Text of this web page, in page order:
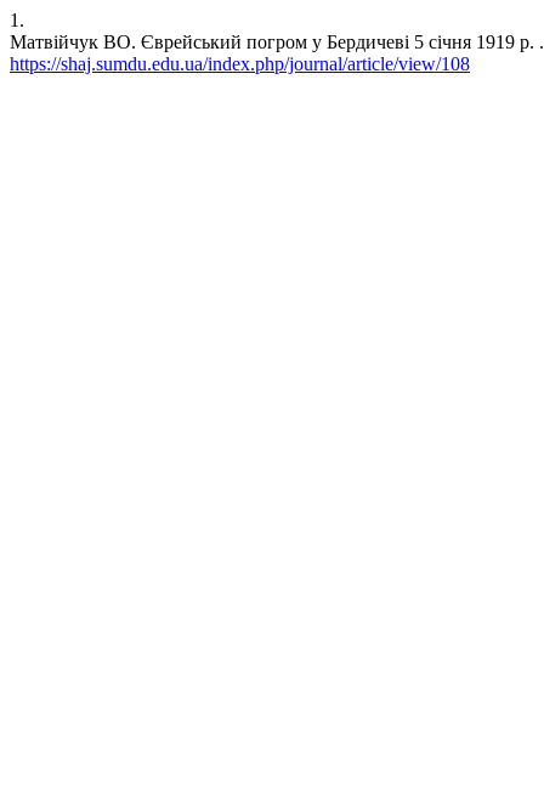
1.
Матвійчук ВО. Єврейський погром у Бердичеві 5 січня 1919
https://shaj.sumdu.edu.ua/index.php/journal/article/view/108